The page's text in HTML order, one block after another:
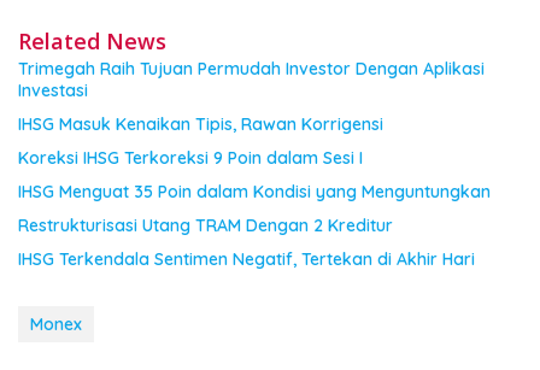
Related News
Trimegah Raih Tujuan Permudah Investor Dengan Aplikasi
Investasi
IHSG Masuk Kenaikan Tipis, Rawan Korrigensi
Koreksi IHSG Terkoreksi 9 Poin dalam Sesi I
IHSG Menguat 35 Poin dalam Kondisi yang Menguntungkan
Restrukturisasi Utang TRAM Dengan 2 Kreditur
IHSG Terkendala Sentimen Negatif, Tertekan di Akhir Hari
Monex